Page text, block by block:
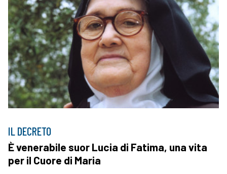
IL DECRETO
È venerabile suor Lucia di Fatima, una vita
per il Cuore di Maria